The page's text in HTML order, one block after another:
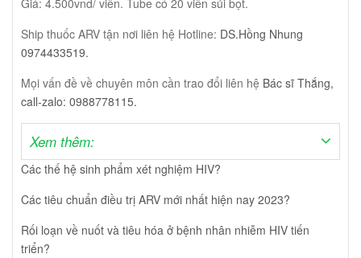
Giá: 4.500vnd/ viên. Tube có 20 viên sủi bọt.
Ship thuốc ARV tận nơi liên hệ Hotline: DS.Hồng Nhung
0974433519.
Mọi vấn đề về chuyên môn cần trao đổi liên hệ Bác sĩ Thắng,
call-zalo: 0988778115.
Xem thêm:
Các thế hệ sinh phẩm xét nghiệm HIV?
Các tiêu chuẩn điều trị ARV mới nhất hiện nay 2023?
Rối loạn về nuốt và tiêu hóa ở bệnh nhân nhiễm HIV tiến
triển?